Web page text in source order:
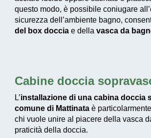
questo modo, è possibile coniugare
sicurezza dell’ambiente bagno,
del box doccia e della vasca da
Cabine doccia
L’installazione di una cabina doccia
comune di Mattinata è
chi vuole unire al piacere della vasca
praticità della doccia.